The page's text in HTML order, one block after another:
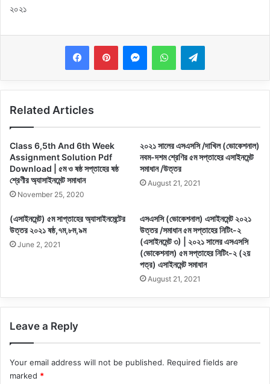
২০২১
MessengerWhatsAppTelegram
Related Articles
Class 6,5th And 6th Week
Assignment Solution Pdf
Download | ৫ম ও ষষ্ঠ সপ্তাহের ষষ্ঠ
শ্রেণীর অ্যাসাইনমেন্ট সমাধান
November 25, 2020
২০২১ সালের এসএসসি /দাখিল (ভোকেশনাল)
নবম-দশম শ্রেণির ৫ম সপ্তাহের এসাইনমেন্ট
সমাধান /উত্তর
August 21, 2021
(এসাইনমেন্ট) ৫ম সাপ্তাহের অ্যাসাইনমেন্টের
উত্তর ২০২১ ষষ্ঠ,৭ম,৮ম,৯ম
June 2, 2021
এসএসসি (ভোকেশনাল) এসাইনমেন্ট ২০২১
উত্তর /সমাধান ৫ম সপ্তাহের নিটিং-২
(এসাইনমেন্ট ৩) | ২০২১ সালের এসএসসি
(ভোকেশনাল) ৫ম সপ্তাহের নিটিং-২ (২য়
পত্র) এসাইনমেন্ট সমাধান
August 21, 2021
Leave a Reply
Your email address will not be published. Required fields are
marked *